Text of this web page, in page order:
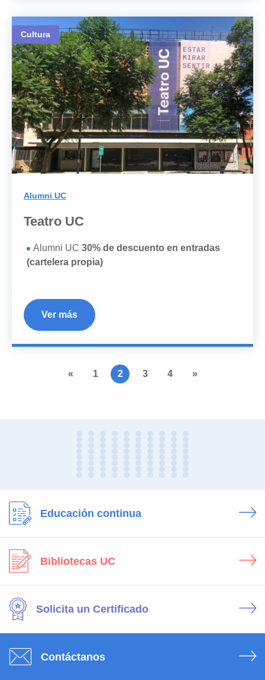
Cultura
Alumni UC
Teatro UC
Alumni UC 30% de descuento en entradas
(cartelera propia)
Ver más
« 1 2 3 4 »
Educación continua
Bibliotecas UC
Solicita un Certificado
Contáctanos